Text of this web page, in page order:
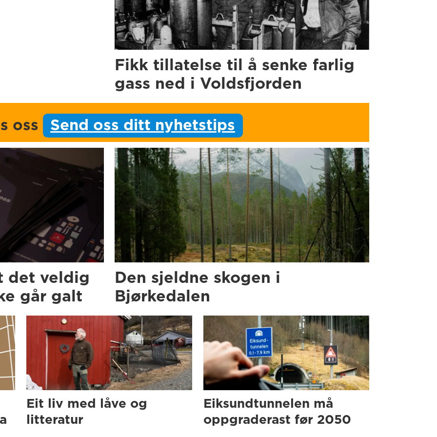
Fikk tillatelse til å senke farlig
gass ned i Voldsfjorden
oss Send oss ditt nyhetstips
det veldig
går galt
Den sjeldne skogen i
Bjørkedalen
Eit liv med låve og
litteratur
Eiksundtunnelen må
oppgraderast før 2050